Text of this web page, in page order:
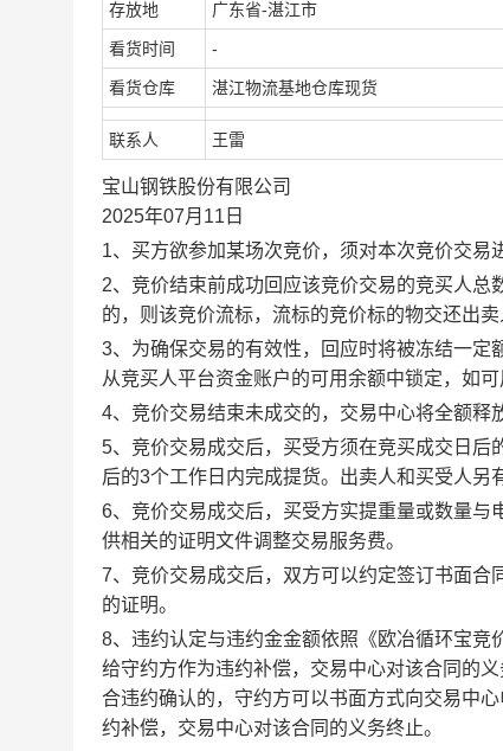
存放地 广东省-湛江市
看货时间 -
看货仓库 湛江物流基地仓库现货
联系人 王雷
宝山钢铁股份有限公司
2025年07月11日
1、买方欲参加某场次竞价，须对本次竞价交易
2、竞价结束前成功回应该竞价交易的竞买人
的，则该竞价流标，流标的竞价标的物交还出
3、为确保交易的有效性，回应时将被冻结一
从竞买人平台资金账户的可用余额中锁定，如
4、竞价交易结束未成交的，交易中心将全额释
5、竞价交易成交后，买受方须在竞买成交日
后的3个工作日内完成提货。出卖人和买受人另
6、竞价交易成交后，买受方实提重量或数量
供相关的证明文件调整交易服务费。
7、竞价交易成交后，双方可以约定签订书面
的证明。
8、违约认定与违约金金额依照《欧冶循环宝
给守约方作为违约补偿，交易中心对该合同的
合违约确认的，守约方可以书面方式向交易中
约补偿，交易中心对该合同的义务终止。